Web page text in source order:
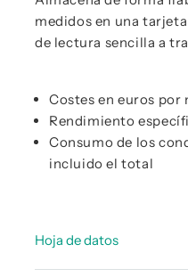
medidos en una
de lectura sencilla a
Costes en euros por
Rendimiento
Consumo de los
incluido el total
Hoja de datos